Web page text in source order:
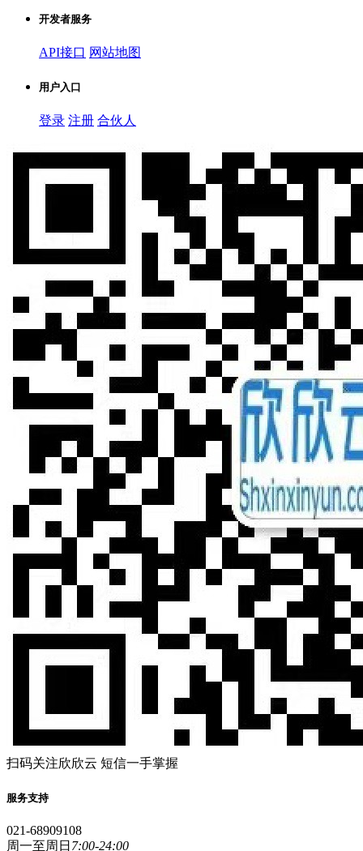
开发者服务
API接口 网站地图
用户入口
登录 注册 合伙人
扫码关注欣欣云 短信一手掌握
服务支持
021-68909108
周一至周日 7:00-24:00